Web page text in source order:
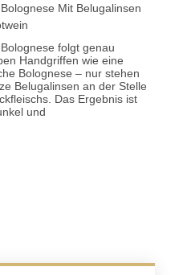
Mit Belugalinsen
folgt genau
Handgriffen wie eine
Bolognese – nur stehen
Belugalinsen an der Stelle
Das Ergebnis ist
und